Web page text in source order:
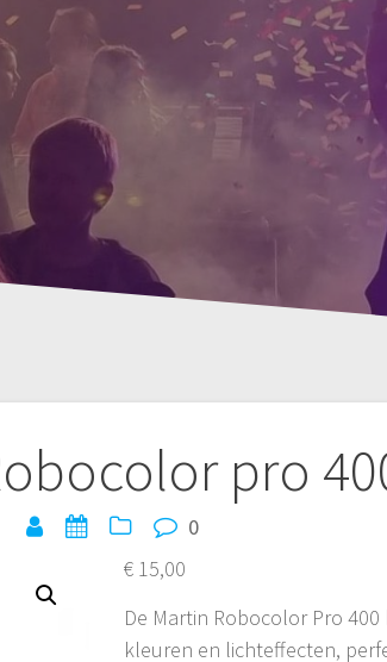
pro
0
€15,00
De Martin Robocolor Pro
kleuren en lichteffecten,